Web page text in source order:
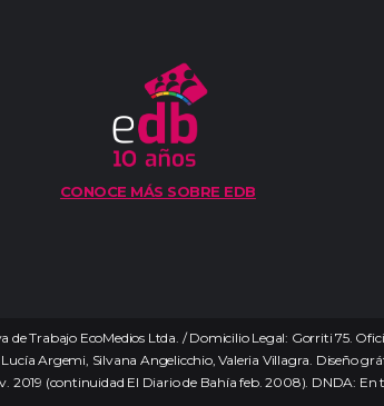
CONOCE MÁS SOBRE EDB
Trabajo EcoMedios Ltda. / Domicilio Legal: Gorriti 75.
Argemi, Silvana Angelicchio, Valeria Villagra. Diseño
2019 (continuidad El Diario de Bahía feb. 2008). DNDA: